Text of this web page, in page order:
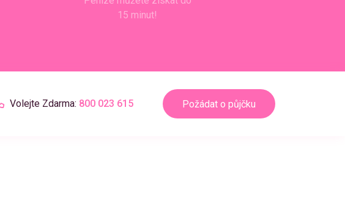
15 minut!
Volejte Zdarma: 800 023 615 Požádat o půjčku